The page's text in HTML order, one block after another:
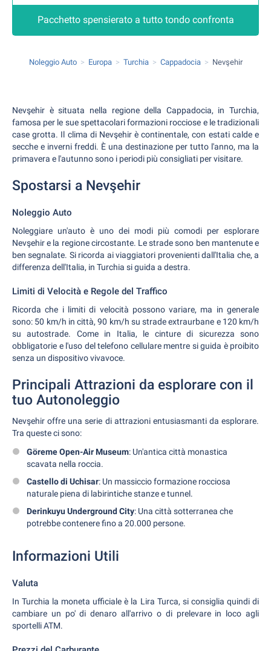
Pacchetto spensierato a tutto tondo confronta
Noleggio Auto Europa Turchia Cappadocia Nevşehir
Nevşehir è situata nella regione della Cappadocia, in Turchia,
famosa per le sue spettacolari formazioni rocciose e le tradizionali
case grotta. Il clima di Nevşehir è continentale, con estati calde e
secche e inverni freddi. È una destinazione per tutto l'anno, ma la
primavera e l'autunno sono i periodi più consigliati per visitare.
Spostarsi a Nevşehir
Noleggio Auto
Noleggiare un'auto è uno dei modi più comodi per esplorare
Nevşehir e la regione circostante. Le strade sono ben mantenute e
ben segnalate. Si ricorda ai viaggiatori provenienti dall'Italia che, a
differenza dell'Italia, in Turchia si guida a destra.
Limiti di Velocità e Regole del Traffico
Ricorda che i limiti di velocità possono variare, ma in generale
sono: 50 km/h in città, 90 km/h su strade extraurbane e 120 km/h
su autostrade. Come in Italia, le cinture di sicurezza sono
obbligatorie e l'uso del telefono cellulare mentre si guida è proibito
senza un dispositivo vivavoce.
Principali Attrazioni da esplorare con il
tuo Autonoleggio
Nevşehir offre una serie di attrazioni entusiasmanti da esplorare.
Tra queste ci sono:
Göreme Open-Air Museum: Un'antica città monastica
scavata nella roccia.
Castello di Uchisar: Un massiccio formazione rocciosa
naturale piena di labirintiche stanze e tunnel.
Derinkuyu Underground City: Una città sotterranea che
potrebbe contenere fino a 20.000 persone.
Informazioni Utili
Valuta
In Turchia la moneta ufficiale è la Lira Turca, si consiglia quindi di
cambiare un po' di denaro all'arrivo o di prelevare in loco agli
sportelli ATM.